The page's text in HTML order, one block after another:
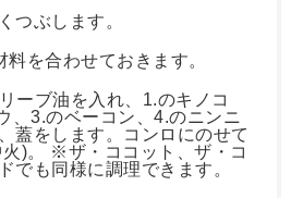
つぶします。
を合わせておきます。
ーブ油を入れ、1.のキノコ
、3.のベーコン、4.のニンニ
蓋をします。コンロにのせて
火)。 ※ザ・ココット、ザ・コ
でも同様に調理できます。